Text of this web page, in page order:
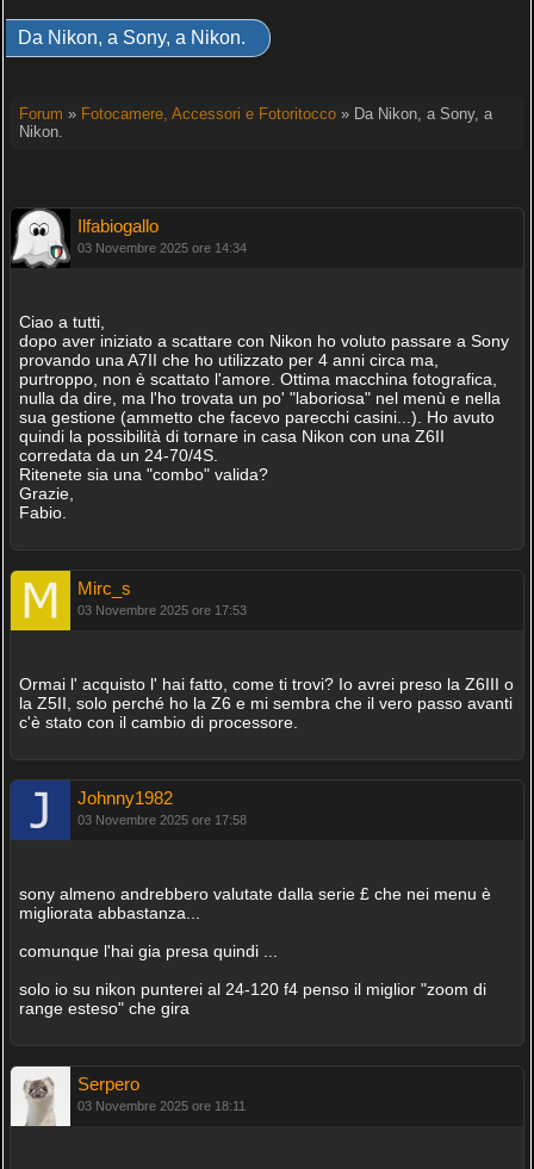
Da Nikon, a Sony, a Nikon.
Forum » Fotocamere, Accessori e Fotoritocco» Da Nikon, a Sony, a
Nikon.
Ilfabiogallo
03 Novembre 2025 ore 14:34
Ciao a tutti,
dopo aver iniziato a scattare con Nikon ho voluto passare a Sony
provando una A7II che ho utilizzato per 4 anni circa ma,
purtroppo, non è scattato l'amore. Ottima macchina fotografica,
nulla da dire, ma l'ho trovata un po' "laboriosa" nel menù e nella
sua gestione (ammetto che facevo parecchi casini...). Ho avuto
quindi la possibilità di tornare in casa Nikon con una Z6II
corredata da un 24-70/4S.
Ritenete sia una "combo" valida?
Grazie,
Fabio.
Mirc_s
03 Novembre 2025 ore 17:53
Ormai l' acquisto l' hai fatto, come ti trovi? Io avrei preso la Z6III o
la Z5II, solo perché ho la Z6 e mi sembra che il vero passo avanti
c'è stato con il cambio di processore.
Johnny1982
03 Novembre 2025 ore 17:58
sony almeno andrebbero valutate dalla serie £ che nei menu è
migliorata abbastanza...
comunque l'hai gia presa quindi ...
solo io su nikon punterei al 24-120 f4 penso il miglior "zoom di
range esteso" che gira
Serpero
03 Novembre 2025 ore 18:11